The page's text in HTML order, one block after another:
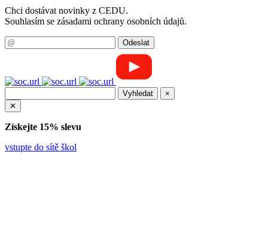
Chci dostávat novinky z CEDU.
Souhlasím se zásadami ochrany osobních údajů.
×
✕
Získejte 15% slevu
vstupte do sítě škol